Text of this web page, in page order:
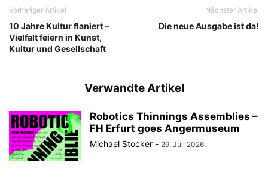
Vorheriger Artikel
10 Jahre Kultur flaniert –
Vielfalt feiern in Kunst,
Kultur und Gesellschaft
Nächster Artikel
Die neue Ausgabe ist da!
Verwandte Artikel
Robotics Thinnings Assemblies –
FH Erfurt goes Angermuseum
Michael Stocker - 29. Juli 2026